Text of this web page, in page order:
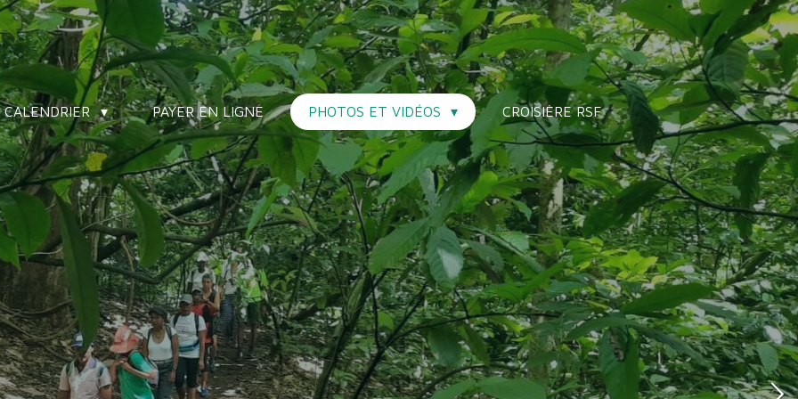
PAYER EN LIGNE PHOTOS ET VIDÉOS CROISIÈRE RSF